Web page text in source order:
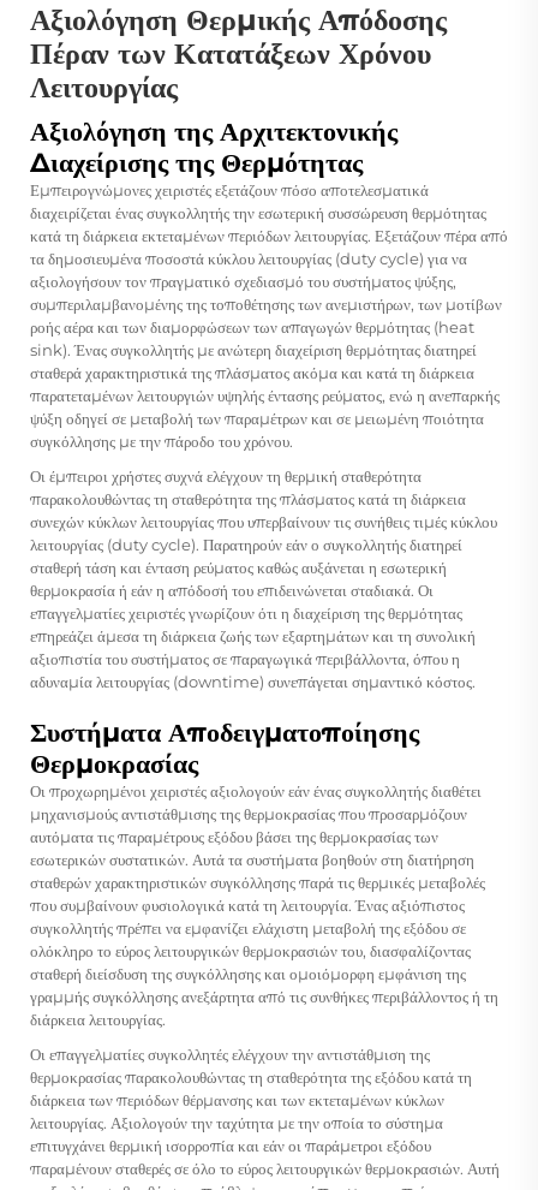
Αξιολόγηση Θερμικής Απόδοσης
Πέραν των Κατατάξεων Χρόνου
Λειτουργίας
Αξιολόγηση της Αρχιτεκτονικής
Διαχείρισης της Θερμότητας
Εμπειρογνώμονες χειριστές εξετάζουν πόσο αποτελεσματικά
διαχειρίζεται ένας συγκολλητής την εσωτερική συσσώρευση θερμότητας
κατά τη διάρκεια εκτεταμένων περιόδων λειτουργίας. Εξετάζουν πέρα από
τα δημοσιευμένα ποσοστά κύκλου λειτουργίας (duty cycle) για να
αξιολογήσουν τον πραγματικό σχεδιασμό του συστήματος ψύξης,
συμπεριλαμβανομένης της τοποθέτησης των ανεμιστήρων, των μοτίβων
ροής αέρα και των διαμορφώσεων των απαγωγών θερμότητας (heat
sink). Ένας συγκολλητής με ανώτερη διαχείριση θερμότητας διατηρεί
σταθερά χαρακτηριστικά της πλάσματος ακόμα και κατά τη διάρκεια
παρατεταμένων λειτουργιών υψηλής έντασης ρεύματος, ενώ η ανεπαρκής
ψύξη οδηγεί σε μεταβολή των παραμέτρων και σε μειωμένη ποιότητα
συγκόλλησης με την πάροδο του χρόνου.
Οι έμπειροι χρήστες συχνά ελέγχουν τη θερμική σταθερότητα
παρακολουθώντας τη σταθερότητα της πλάσματος κατά τη διάρκεια
συνεχών κύκλων λειτουργίας που υπερβαίνουν τις συνήθεις τιμές κύκλου
λειτουργίας (duty cycle). Παρατηρούν εάν ο συγκολλητής διατηρεί
σταθερή τάση και ένταση ρεύματος καθώς αυξάνεται η εσωτερική
θερμοκρασία ή εάν η απόδοσή του επιδεινώνεται σταδιακά. Οι
επαγγελματίες χειριστές γνωρίζουν ότι η διαχείριση της θερμότητας
επηρεάζει άμεσα τη διάρκεια ζωής των εξαρτημάτων και τη συνολική
αξιοπιστία του συστήματος σε παραγωγικά περιβάλλοντα, όπου η
αδυναμία λειτουργίας (downtime) συνεπάγεται σημαντικό κόστος.
Συστήματα Αποδειγματοποίησης
Θερμοκρασίας
Οι προχωρημένοι χειριστές αξιολογούν εάν ένας συγκολλητής διαθέτει
μηχανισμούς αντιστάθμισης της θερμοκρασίας που προσαρμόζουν
αυτόματα τις παραμέτρους εξόδου βάσει της θερμοκρασίας των
εσωτερικών συστατικών. Αυτά τα συστήματα βοηθούν στη διατήρηση
σταθερών χαρακτηριστικών συγκόλλησης παρά τις θερμικές μεταβολές
που συμβαίνουν φυσιολογικά κατά τη λειτουργία. Ένας αξιόπιστος
συγκολλητής πρέπει να εμφανίζει ελάχιστη μεταβολή της εξόδου σε
ολόκληρο το εύρος λειτουργικών θερμοκρασιών του, διασφαλίζοντας
σταθερή διείσδυση της συγκόλλησης και ομοιόμορφη εμφάνιση της
γραμμής συγκόλλησης ανεξάρτητα από τις συνθήκες περιβάλλοντος ή τη
διάρκεια λειτουργίας.
Οι επαγγελματίες συγκολλητές ελέγχουν την αντιστάθμιση της
θερμοκρασίας παρακολουθώντας τη σταθερότητα της εξόδου κατά τη
διάρκεια των περιόδων θέρμανσης και των εκτεταμένων κύκλων
λειτουργίας. Αξιολογούν την ταχύτητα με την οποία το σύστημα
επιτυγχάνει θερμική ισορροπία και εάν οι παράμετροι εξόδου
παραμένουν σταθερές σε όλο το εύρος λειτουργικών θερμοκρασιών. Αυτή